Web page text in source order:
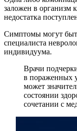
заложен в организм
недостатка
Симптомы могут
специалиста
индивидуума.
Врачи
в пораженных
может
состоянии
сочетании с